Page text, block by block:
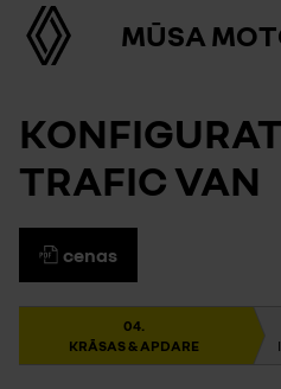
MŪSA
TRAFIC VAN
cenas
KRĀSAS & APDARE